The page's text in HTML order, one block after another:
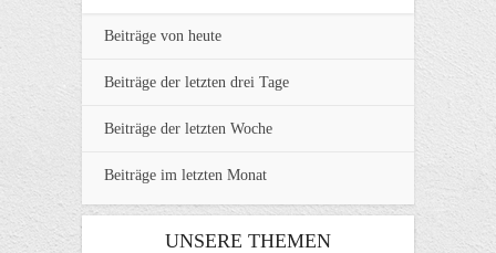
Beiträge von heute
Beiträge der letzten drei Tage
Beiträge der letzten Woche
Beiträge im letzten Monat
UNSERE THEMEN